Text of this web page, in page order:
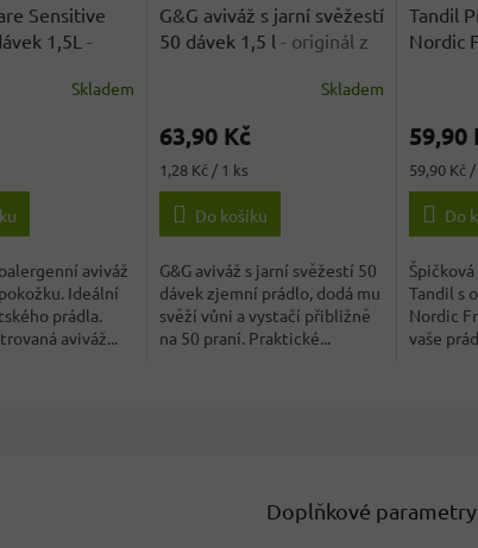
Sensitive
1,5L -
Skladem
aviváž
Ideální
prádla.
aviváž...
G&G aviváž s jarní svěžestí
50 dávek 1,5 l - originál z
produktu
3,8
Skladem
63,90 Kč
Měrná
cena:
1,28 Kč / 1 ks
Do košíku
G&G aviváž s jarní svěžestí 50
dávek zjemní prádlo, dodá mu
svěží vůni a vystačí přibližně
na 50 praní. Praktické...
Tandil
Nordic
59,90
Měrná
cena:
59,90 Kč
Do
Tandil s
Nordic
vaše
Doplňkové parametry